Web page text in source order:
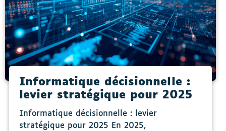
Informatique décisionnelle :
levier stratégique pour 2025
Informatique décisionnelle : levier
stratégique pour 2025 En 2025,